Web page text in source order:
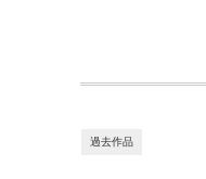
過去作品